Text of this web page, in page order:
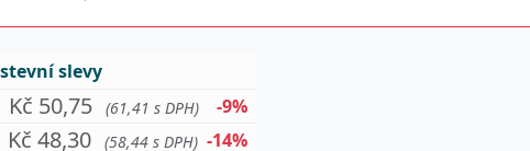
slevy
Kč 50,75 (61,41 s DPH) -9%
Kč 48,30 (58,44 s DPH) -14%